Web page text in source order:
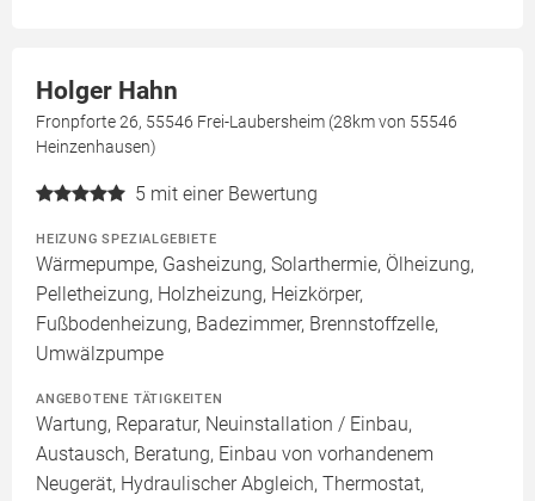
Holger Hahn
Fronpforte 26, 55546 Frei-Laubersheim (28km von 55546
Heinzenhausen)
5 mit einer Bewertung
HEIZUNG SPEZIALGEBIETE
Wärmepumpe, Gasheizung, Solarthermie, Ölheizung,
Pelletheizung, Holzheizung, Heizkörper,
Fußbodenheizung, Badezimmer, Brennstoffzelle,
Umwälzpumpe
ANGEBOTENE TÄTIGKEITEN
Wartung, Reparatur, Neuinstallation / Einbau,
Austausch, Beratung, Einbau von vorhandenem
Neugerät, Hydraulischer Abgleich, Thermostat,